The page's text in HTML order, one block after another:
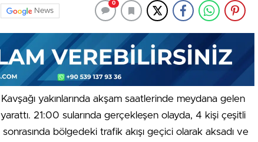
News
0
yakınlarında akşam saatlerinde meydana gelen
21:00 sularında gerçekleşen olayda, 4 kişi çeşitli
sonrasında bölgedeki trafik akışı geçici olarak aksadı ve